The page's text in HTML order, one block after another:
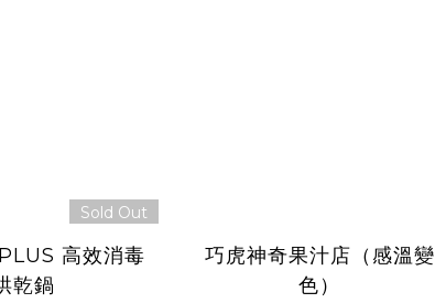
Sold Out
高效消毒
乾鍋
巧虎神奇果汁店（感溫變
色）